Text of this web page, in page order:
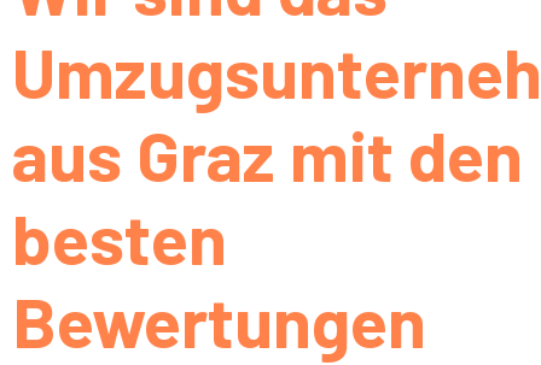
aus Graz mit den
besten
Bewertungen